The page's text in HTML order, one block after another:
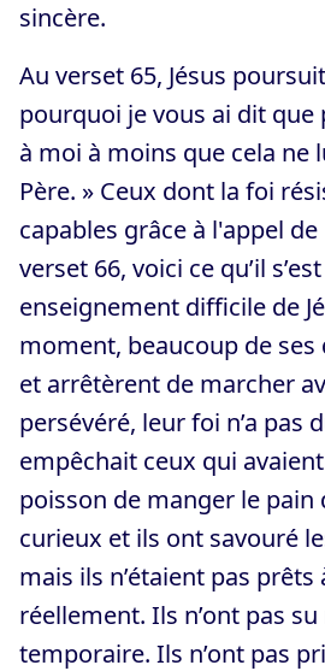
sincère.
Au verset 65, Jésus
pourquoi je vous ai dit
à moi à moins que cela ne
Père. » Ceux dont la foi
capables grâce à l'appel
verset 66, voici ce qu’il
enseignement difficile de
moment, beaucoup de
et arrêtèrent de marcher
persévéré, leur foi n’a pas
empêchait ceux qui
poisson de manger le pain
curieux et ils ont savouré
mais ils n’étaient pas prêts
réellement. Ils n’ont pas
temporaire. Ils n’ont pas